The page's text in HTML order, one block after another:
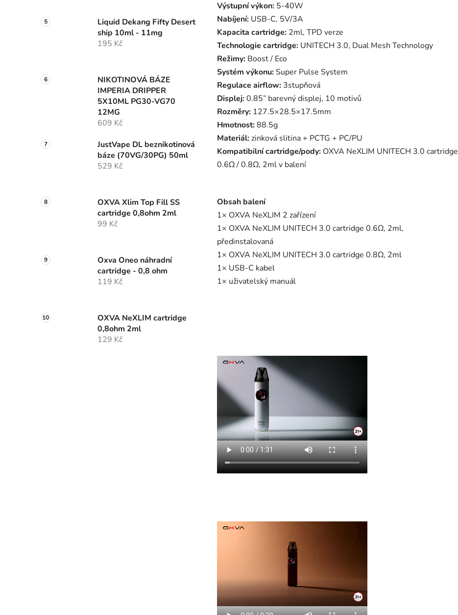
Liquid Dekang Fifty Desert
ship 10ml - 11mg
195 Kč
NIKOTINOVÁ BÁZE
IMPERIA DRIPPER
5X10ML PG30-VG70
12MG
609 Kč
JustVape DL beznikotinová
báze (70VG/30PG) 50ml
529 Kč
OXVA Xlim Top Fill SS
cartridge 0,8ohm 2ml
99 Kč
Oxva Oneo náhradní
cartridge - 0,8 ohm
119 Kč
OXVA NeXLIM cartridge
0,8ohm 2ml
129 Kč
Výstupní výkon: 5-40W
Nabíjení: USB-C, 5V/3A
Kapacita cartridge: 2ml, TPD verze
Technologie cartridge: UNITECH 3.0, Dual Mesh Technology
Režimy: Boost / Eco
Systém výkonu:Super Pulse System
Regulace airflow: 3stupňová
Displej:0.85” barevný displej, 10 motivů
Rozměry: 127.5×28.5×17.5mm
Hmotnost:88.5g
Materiál:zinková slitina + PCTG + PC/PU
Kompatibilní cartridge/pody: OXVA NeXLIM UNITECH 3.0 cartridge
0.6Ω / 0.8Ω, 2ml v balení
Obsah balení
1× OXVA NeXLIM 2 zařízení
1× OXVA NeXLIM UNITECH 3.0 cartridge 0.6Ω, 2ml,
předinstalovaná
1× OXVA NeXLIM UNITECH 3.0 cartridge 0.8Ω, 2ml
1× USB-C kabel
1× uživatelský manuál